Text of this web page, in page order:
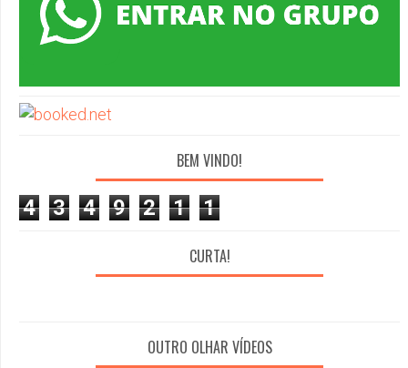
BEM VINDO!
4 3 4 9 2 1 1
CURTA!
OUTRO OLHAR VÍDEOS